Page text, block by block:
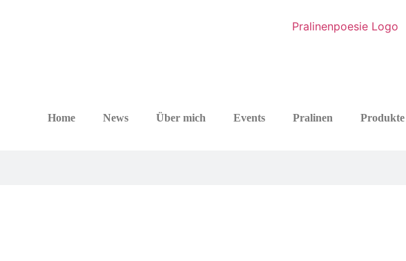
Home News Über mich Events Pralinen Produkte